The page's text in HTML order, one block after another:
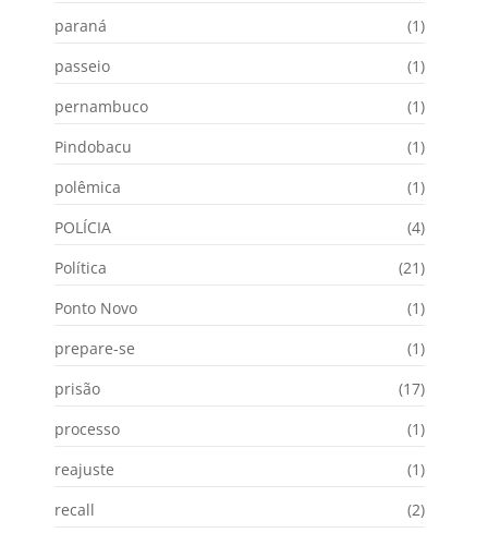
paraná
(1)
passeio
(1)
pernambuco
(1)
Pindobacu
(1)
polêmica
(1)
POLÍCIA
(4)
Política
(21)
Ponto Novo
(1)
prepare-se
(1)
prisão
(17)
processo
(1)
reajuste
(1)
recall
(2)